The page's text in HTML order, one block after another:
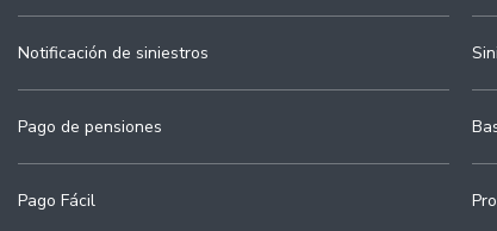
Notificación de siniestros
Pago de pensiones
Pago Fácil